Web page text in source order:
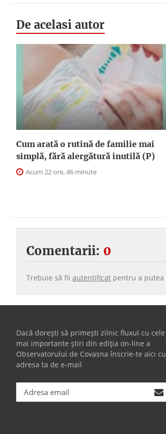
De acelasi autor
Cum arată o rutină de familie mai
simplă, fără alergătură inutilă (P)
Acum 22 ore, 46 minute
Comentarii: 0
Trebuie să fii autentificat pentru a putea
Dacă dorești să primești zilnic fluxul cu cele
mai importante știri din ediția on-line a
Observatorului de Covasna înscrie-te aici cu
adresa ta de e-mail